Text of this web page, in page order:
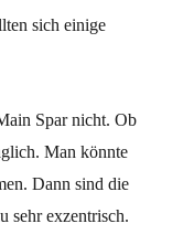
sich einige
Spar nicht. Ob
Man könnte
Dann sind die
sehr exzentrisch.